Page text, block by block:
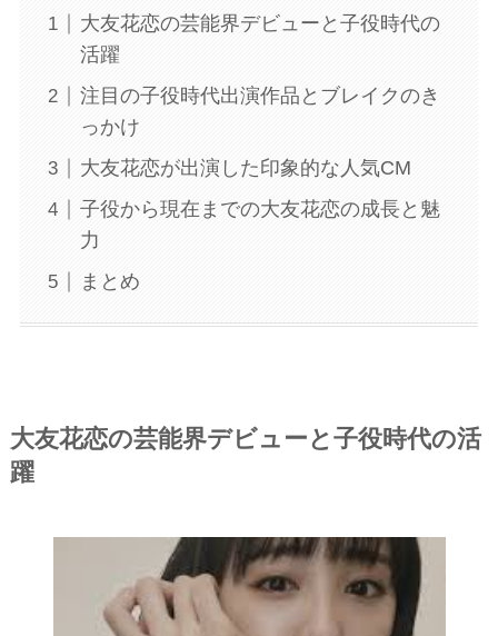
大友花恋の芸能界デビューと子役時代の
活躍
注目の子役時代出演作品とブレイクのき
っかけ
大友花恋が出演した印象的な人気CM
子役から現在までの大友花恋の成長と魅
力
まとめ
大友花恋の芸能界デビューと子役時代の活
躍